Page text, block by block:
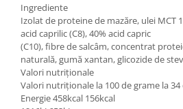
Ingrediente
Izolat de proteine de mazăre, ulei MCT
acid caprilic (C8), 40% acid capric
(C10), fibre de salcâm, concentrat
naturală, gumă xantan, glicozide de
Valori nutriționale
Valori nutriționale la 100 de grame la 34
Energie 458kcal 156kcal